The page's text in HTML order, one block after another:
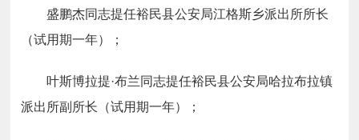
盛鹏杰同志提任裕民县公安局江格斯乡派出所所长
（试用期一年）；
叶斯博拉提·布兰同志提任裕民县公安局哈拉布拉镇
派出所副所长（试用期一年）；